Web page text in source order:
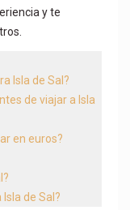
y te
Isla de Sal?
de viajar a Isla
en euros?
de Sal?